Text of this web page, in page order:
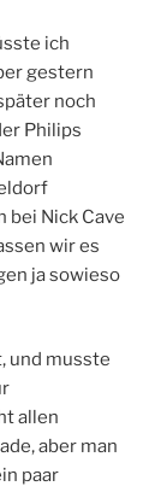
ich
gestern
noch
Philips
bei Nick Cave
wir es
ja sowieso
und musste
allen
aber man
paar